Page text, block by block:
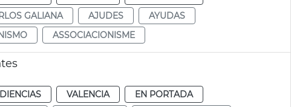
GALIANA AJUDES
AYUDAS
ASSOCIACIONISME
VALENCIA
EN PORTADA